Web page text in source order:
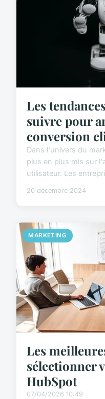
Les
suivre pour
conversion
Dans l'univers du
plus en plus mis sur
utilisateur. Les
20 décembre 2024
MARKETING
Les
sélectionner
HubSpot
07/04/2026 10:49